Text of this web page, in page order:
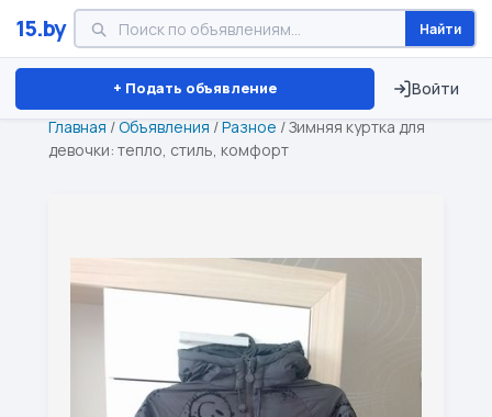
15.by Найти
+ Подать объявление Войти
Минск Витебск Брест ⏱ ТОЛЬКО 15 ДНЕЙ
Главная /Объявления /Разное /Зимняя куртка для
девочки: тепло, стиль, комфорт